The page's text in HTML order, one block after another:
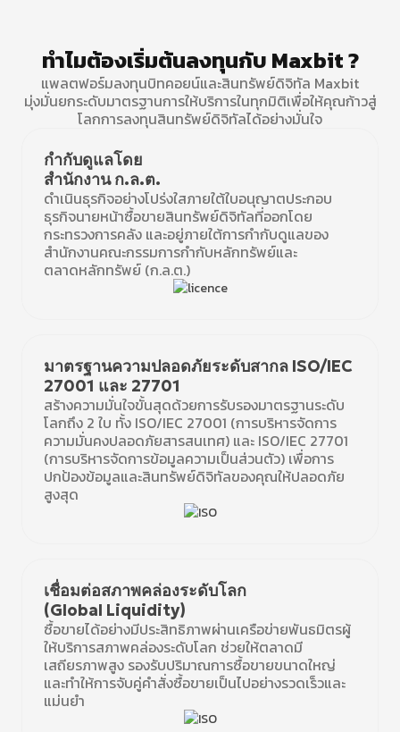
ทำไมต้องเริ่มต้นลงทุนกับ Maxbit ?
แพลตฟอร์มลงทุนบิทคอยน์และสินทรัพย์ดิจิทัล Maxbit
มุ่งมั่นยกระดับมาตรฐานการให้บริการในทุกมิติเพื่อให้คุณก้าวสู่
โลกการลงทุนสินทรัพย์ดิจิทัลได้อย่างมั่นใจ
กำกับดูแลโดย
สำนักงาน ก.ล.ต.
ดำเนินธุรกิจอย่างโปร่งใสภายใต้ใบอนุญาตประกอบ
ธุรกิจนายหน้าซื้อขายสินทรัพย์ดิจิทัลที่ออกโดย
กระทรวงการคลัง และอยู่ภายใต้การกำกับดูแลของ
สำนักงานคณะกรรมการกำกับหลักทรัพย์และ
ตลาดหลักทรัพย์ (ก.ล.ต.)
มาตรฐานความปลอดภัยระดับสากล ISO/IEC
27001 และ 27701
สร้างความมั่นใจขั้นสุดด้วยการรับรองมาตรฐานระดับ
โลกถึง 2 ใบ ทั้ง ISO/IEC 27001 (การบริหารจัดการ
ความมั่นคงปลอดภัยสารสนเทศ) และ ISO/IEC 27701
(การบริหารจัดการข้อมูลความเป็นส่วนตัว) เพื่อการ
ปกป้องข้อมูลและสินทรัพย์ดิจิทัลของคุณให้ปลอดภัย
สูงสุด
เชื่อมต่อสภาพคล่องระดับโลก
(Global Liquidity)
ซื้อขายได้อย่างมีประสิทธิภาพผ่านเครือข่ายพันธมิตรผู้
ให้บริการสภาพคล่องระดับโลก ช่วยให้ตลาดมี
เสถียรภาพสูง รองรับปริมาณการซื้อขายขนาดใหญ่
และทำให้การจับคู่คำสั่งซื้อขายเป็นไปอย่างรวดเร็วและ
แม่นยำ